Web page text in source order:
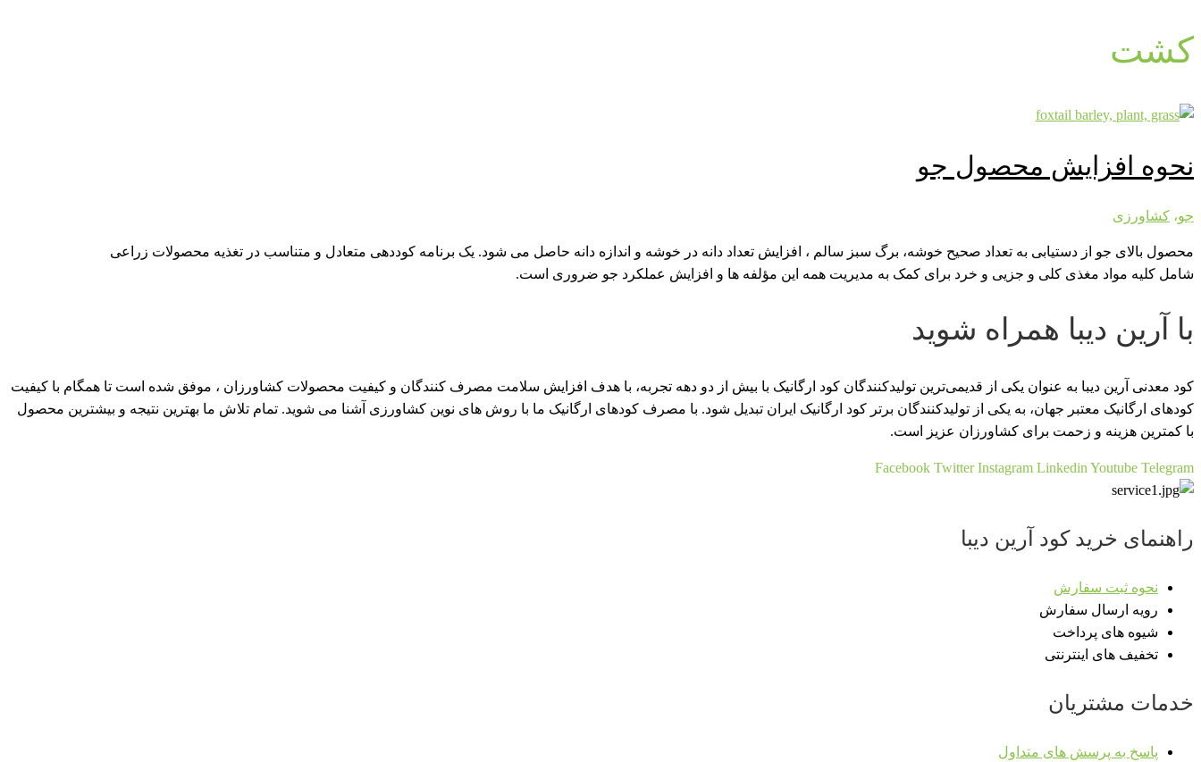
کشت
نحوه افزایش محصول جو
جو، کشاورزی
محصول بالای جو از دستیابی به تعداد صحیح خوشه، برگ سبز سالم ، افزایش تعداد دانه در خوشه و اندازه دانه حاصل می شود. یک برنامه کوددهی متعادل و متناسب در تغذیه محصولات زراعی
شامل کلیه مواد مغذی کلی و جزیی و خرد برای کمک به مدیریت همه این مؤلفه ها و افزایش عملکرد جو ضروری است.
با آرین دیبا همراه شوید​
کود معدنی آرین دیبا به عنوان یکی از قدیمی‌ترین تولیدکنندگان کود ارگانیک با بیش از دو دهه تجربه، با هدف افزایش سلامت مصرف کنندگان و کیفیت محصولات کشاورزان ، موفق شده است تا همگام با کیفیت
کودهای ارگانیک معتبر جهان، به یکی از تولیدکنندگان برتر کود ارگانیک ایران تبدیل شود. با مصرف کودهای ارگانیک ما با روش های نوین کشاورزی آشنا می شوید. تمام تلاش ما بهترین نتیجه و بیشترین محصول
با کمترین هزینه و زحمت برای کشاورزان عزیز است.​
Facebook Twitter Instagram Linkedin Youtube Telegram
راهنمای خرید کود آرین دیبا
نحوه ثبت سفارش
رویه ارسال سفارش
شیوه های پرداخت
تخفیف های اینترنتی
خدمات مشتریان
پاسخ به پرسش های متداول